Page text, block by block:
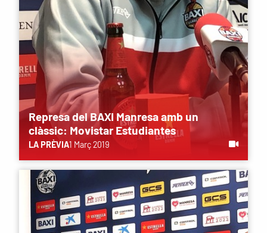
Represa del BAXI Manresa amb un
clàssic: Movistar Estudiantes
LA PRÈVIA1 Març 2019